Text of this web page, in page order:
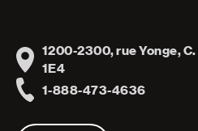
Address
1200-2300, rue Yonge,
1E4
1-888-473-4636